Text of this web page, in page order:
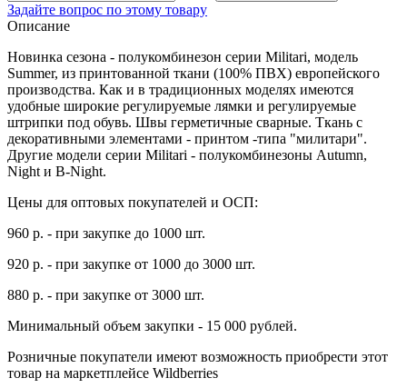
Задайте вопрос по этому товару
Описание
Новинка сезона - полукомбинезон серии Militari, модель
Summer, из принтованной ткани (100% ПВХ) европейского
производства. Как и в традиционных моделях имеются
удобные широкие регулируемые лямки и регулируемые
штрипки под обувь. Швы герметичные сварные. Ткань с
декоративными элементами - принтом -типа "милитари".
Другие модели серии Militari - полукомбинезоны Autumn,
Night и B-Night.
Цены для оптовых покупателей и ОСП:
960 р. - при закупке до 1000 шт.
920 р. - при закупке от 1000 до 3000 шт.
880 р. - при закупке от 3000 шт.
Минимальный объем закупки - 15 000 рублей.
Розничные покупатели имеют возможность приобрести этот
товар на маркетплейсе Wildberries